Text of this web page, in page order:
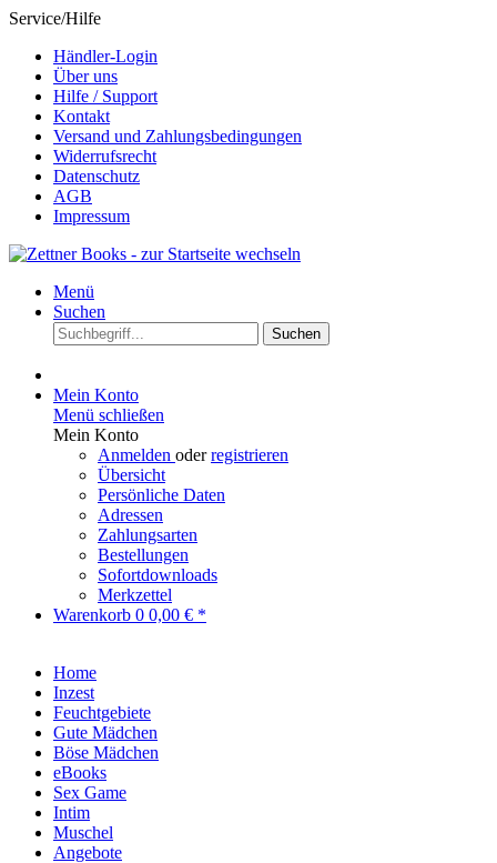
Service/Hilfe
Händler-Login
Über uns
Hilfe / Support
Kontakt
Versand und Zahlungsbedingungen
Widerrufsrecht
Datenschutz
AGB
Impressum
Menü
Suchen
Suchen
Mein Konto
Menü schließen
Mein Konto
Anmelden oderregistrieren
Übersicht
Persönliche Daten
Adressen
Zahlungsarten
Bestellungen
Sofortdownloads
Merkzettel
Warenkorb 0 0,00 € *
Home
Inzest
Feuchtgebiete
Gute Mädchen
Böse Mädchen
eBooks
Sex Game
Intim
Muschel
Angebote